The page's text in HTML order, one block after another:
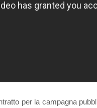
per la campagna